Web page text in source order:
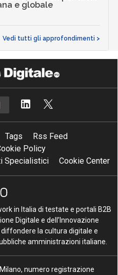
e globale
Vedi tutti gli approfondimenti >
Tags
Rss Feed
Policy
Specialistici
Cookie Center
in Italia di testate e portali B2B
Digitale e dell’Innovazione
la cultura digitale e
amministrazioni italiane.
numero registrazione